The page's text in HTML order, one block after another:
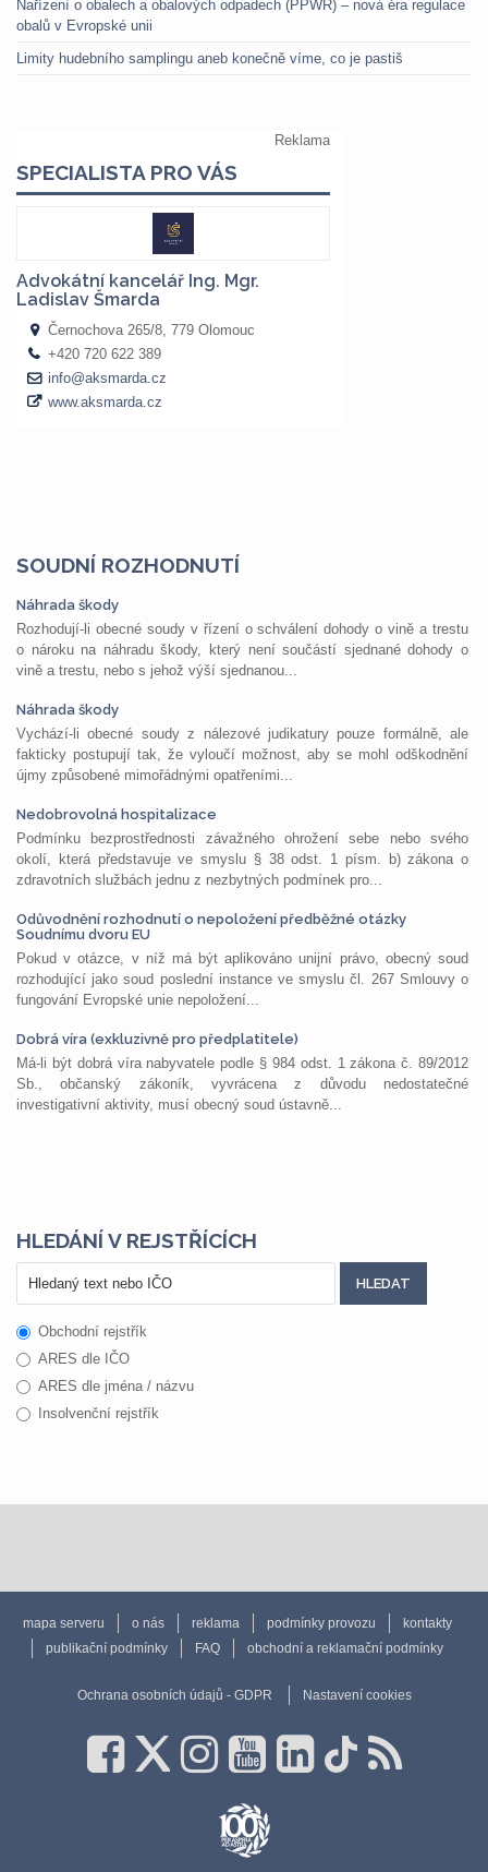
Nařízení o obalech a obalových odpadech (PPWR) – nová éra regulace
obalů v Evropské unii
Limity hudebního samplingu aneb konečně víme, co je pastiš
SOUDNÍ ROZHODNUTÍ
Náhrada škody
Rozhodují-li obecné soudy v řízení o schválení dohody o vině a trestu
o nároku na náhradu škody, který není součástí sjednané dohody o
vině a trestu, nebo s jehož výší sjednanou...
Náhrada škody
Vychází-li obecné soudy z nálezové judikatury pouze formálně, ale
fakticky postupují tak, že vyloučí možnost, aby se mohl odškodnění
újmy způsobené mimořádnými opatřeními...
Nedobrovolná hospitalizace
Podmínku bezprostřednosti závažného ohrožení sebe nebo svého
okolí, která představuje ve smyslu § 38 odst. 1 písm. b) zákona o
zdravotních službách jednu z nezbytných podmínek pro...
Odůvodnění rozhodnutí o nepoložení předběžné otázky
Soudnímu dvoru EU
Pokud v otázce, v níž má být aplikováno unijní právo, obecný soud
rozhodující jako soud poslední instance ve smyslu čl. 267 Smlouvy o
fungování Evropské unie nepoložení...
Dobrá víra (exkluzivně pro předplatitele)
Má-li být dobrá víra nabyvatele podle § 984 odst. 1 zákona č. 89/2012
Sb., občanský zákoník, vyvrácena z důvodu nedostatečné
investigativní aktivity, musí obecný soud ústavně...
HLEDÁNÍ V REJSTŘÍCÍCH
Obchodní rejstřík
ARES dle IČO
ARES dle jména / názvu
Insolvenční rejstřík
mapa serveru o nás reklama podmínky provozu
kontakty
publikační podmínky
FAQ obchodní a reklamační podmínky
Ochrana osobních údajů - GDPR Nastavení cookies